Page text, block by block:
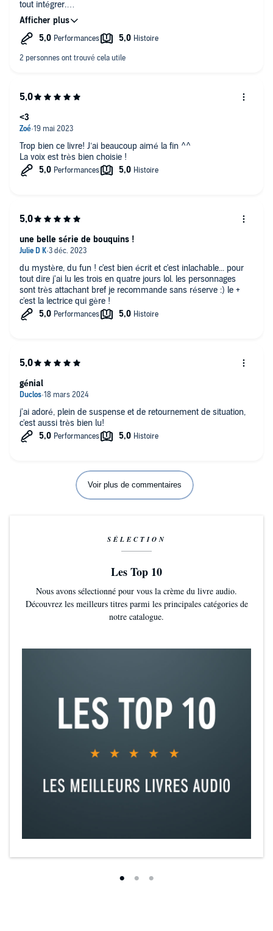
tout intégrer.
Lectrice parfaite !
Le 4 sort en juin 2023 ! Hâte de l’écouter.
Trop bien ce livre! J’ai beaucoup aimé la fin ^^
La voix est très bien choisie !
<3
du mystère, du fun ! c'est bien écrit et c'est inlachable... pour
tout dire j'ai lu les trois en quatre jours lol. les personnages
sont très attachant bref je recommande sans réserve :) le +
c'est la lectrice qui gère !
une belle série de bouquins !
j'ai adoré, plein de suspense et de retournement de situation,
c'est aussi très bien lu!
génial
Voir plus de commentaires
SÉLECTION
Les Top 10
Nous avons sélectionné pour vous la crème du livre audio.
Découvrez les meilleurs titres parmi les principales catégories de
notre catalogue.